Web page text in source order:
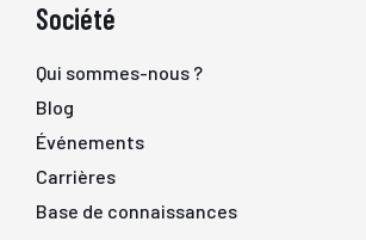
Société
Qui sommes-nous ?
Blog
Événements
Carrières
Base de connaissances